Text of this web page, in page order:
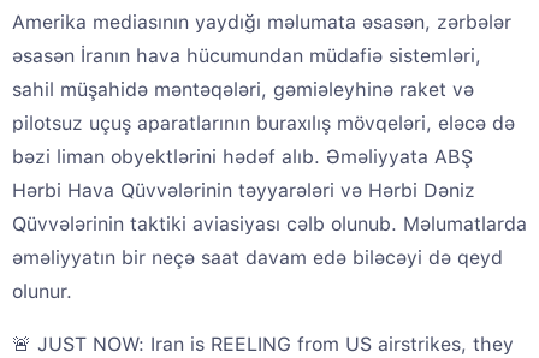
Amerika mediasının yaydığı məlumata əsasən, zərbələr
əsasən İranın hava hücumundan müdafiə sistemləri,
sahil müşahidə məntəqələri, gəmiəleyhinə raket və
pilotsuz uçuş aparatlarının buraxılış mövqeləri, eləcə də
bəzi liman obyektlərini hədəf alıb. Əməliyyata ABŞ
Hərbi Hava Qüvvələrinin təyyarələri və Hərbi Dəniz
Qüvvələrinin taktiki aviasiyası cəlb olunub. Məlumatlarda
əməliyyatın bir neçə saat davam edə biləcəyi də qeyd
olunur.
🚨 JUST NOW: Iran is REELING from US airstrikes, they